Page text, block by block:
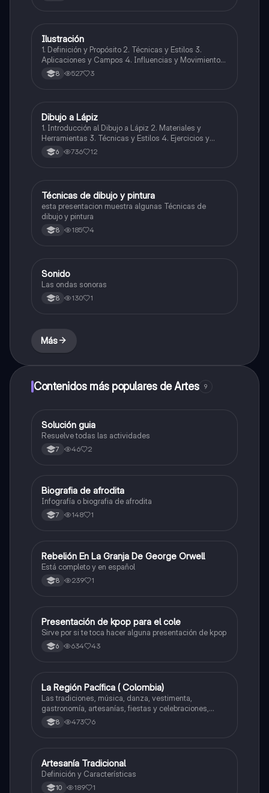
Artes
Ilustración
1. Definición y Propósito 2. Técnicas y Estilos 3.
Aplicaciones y Campos 4. Influencias y Movimientos
Artísticos 5. Ética en la Ilustración 6. Desarrollo
Profesional y Educativo 7. Ejemplos y Referencias
8 527 3
Artes
Dibujo a Lápiz
1. Introducción al Dibujo a Lápiz 2. Materiales y
Herramientas 3. Técnicas y Estilos 4. Ejercicios y
Prácticas Recomendadas 5. Inspiración y
Referencias 6. Proceso Creativo y Experimentación
6 736 12
Artes
Técnicas de dibujo y pintura
esta presentacion muestra algunas Técnicas de
dibujo y pintura
8 185 4
Música
Sonido
Las ondas sonoras
8 130 1
Más
Contenidos más populares de Artes 9
Artes
Solución guia
Resuelve todas las actividades
7 46 2
Artes
Biografia de afrodita
Infografía o biografia de afrodita
7 148 1
Sociales/Historia
Rebelión En La Granja De George Orwell
Está completo y en español
8 239 1
Artes
Presentación de kpop para el cole
Sirve por si te toca hacer alguna presentación de kpop
6 634 43
Artes
La Región Pacífica ( Colombia)
Las tradiciones, música, danza, vestimenta,
gastronomía, artesanías, fiestas y celebraciones,
medicina tradicional, ritmos e instrumentos
musicales.
8 473 6
Artes
Artesanía Tradicional
Definición y Características
10 189 1